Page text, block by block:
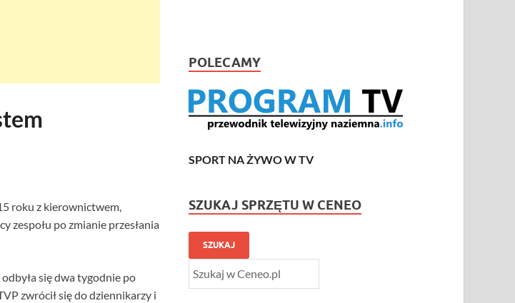
roku z kierownictwem,
zespołu po zmianie przesłania
się dwa tygodnie po
zwrócił się do dziennikarzy i
POLECAMY
SPORT NA ŻYWO W TV
SZUKAJ SPRZĘTU W CENEO
SZUKAJ